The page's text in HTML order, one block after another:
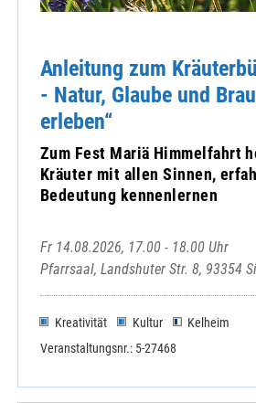
Anleitung zum
- Natur, Glaube und
erleben“
Zum Fest Mariä Himmelfahrt
Kräuter mit allen Sinnen,
Bedeutung kennenlernen
Fr 14.08.2026, 17.00 - 18.00 Uhr
Pfarrsaal, Landshuter Str. 8, 93354
Kreativität Kultur
Kelheim
Veranstaltungsnr.: 5-27468